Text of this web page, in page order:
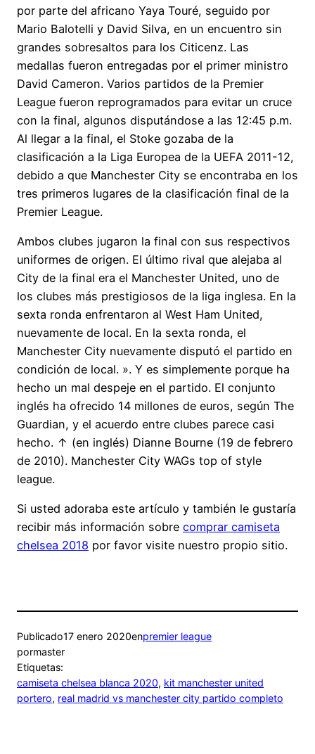
por parte del africano Yaya Touré, seguido por
Mario Balotelli y David Silva, en un encuentro sin
grandes sobresaltos para los Citicenz. Las
medallas fueron entregadas por el primer ministro
David Cameron. Varios partidos de la Premier
League fueron reprogramados para evitar un cruce
con la final, algunos disputándose a las 12:45 p.m.
Al llegar a la final, el Stoke gozaba de la
clasificación a la Liga Europea de la UEFA 2011-12,
debido a que Manchester City se encontraba en los
tres primeros lugares de la clasificación final de la
Premier League.
Ambos clubes jugaron la final con sus respectivos
uniformes de origen. El último rival que alejaba al
City de la final era el Manchester United, uno de
los clubes más prestigiosos de la liga inglesa. En la
sexta ronda enfrentaron al West Ham United,
nuevamente de local. En la sexta ronda, el
Manchester City nuevamente disputó el partido en
condición de local. ». Y es simplemente porque ha
hecho un mal despeje en el partido. El conjunto
inglés ha ofrecido 14 millones de euros, según The
Guardian, y el acuerdo entre clubes parece casi
hecho. ↑ (en inglés) Dianne Bourne (19 de febrero
de 2010). Manchester City WAGs top of style
league.
Si usted adoraba este artículo y también le gustaría
recibir más información sobre comprar camiseta
chelsea 2018 por favor visite nuestro propio sitio.
Publicado17 enero 2020enpremier league
pormaster
Etiquetas:
camiseta chelsea blanca 2020, kit manchester united
portero, real madrid vs manchester city partido completo